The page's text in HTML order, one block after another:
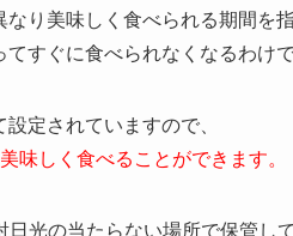
切れはいつまで食べ